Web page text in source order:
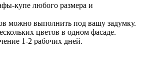
купе любого размера и
можно выполнить под вашу задумку.
цветов в одном фасаде.
1-2 рабочих дней.